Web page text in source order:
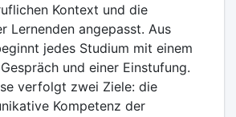
Kontext und die
Lernenden angepasst. Aus
jedes Studium mit einem
und einer Einstufung.
verfolgt zwei Ziele: die
Kompetenz der